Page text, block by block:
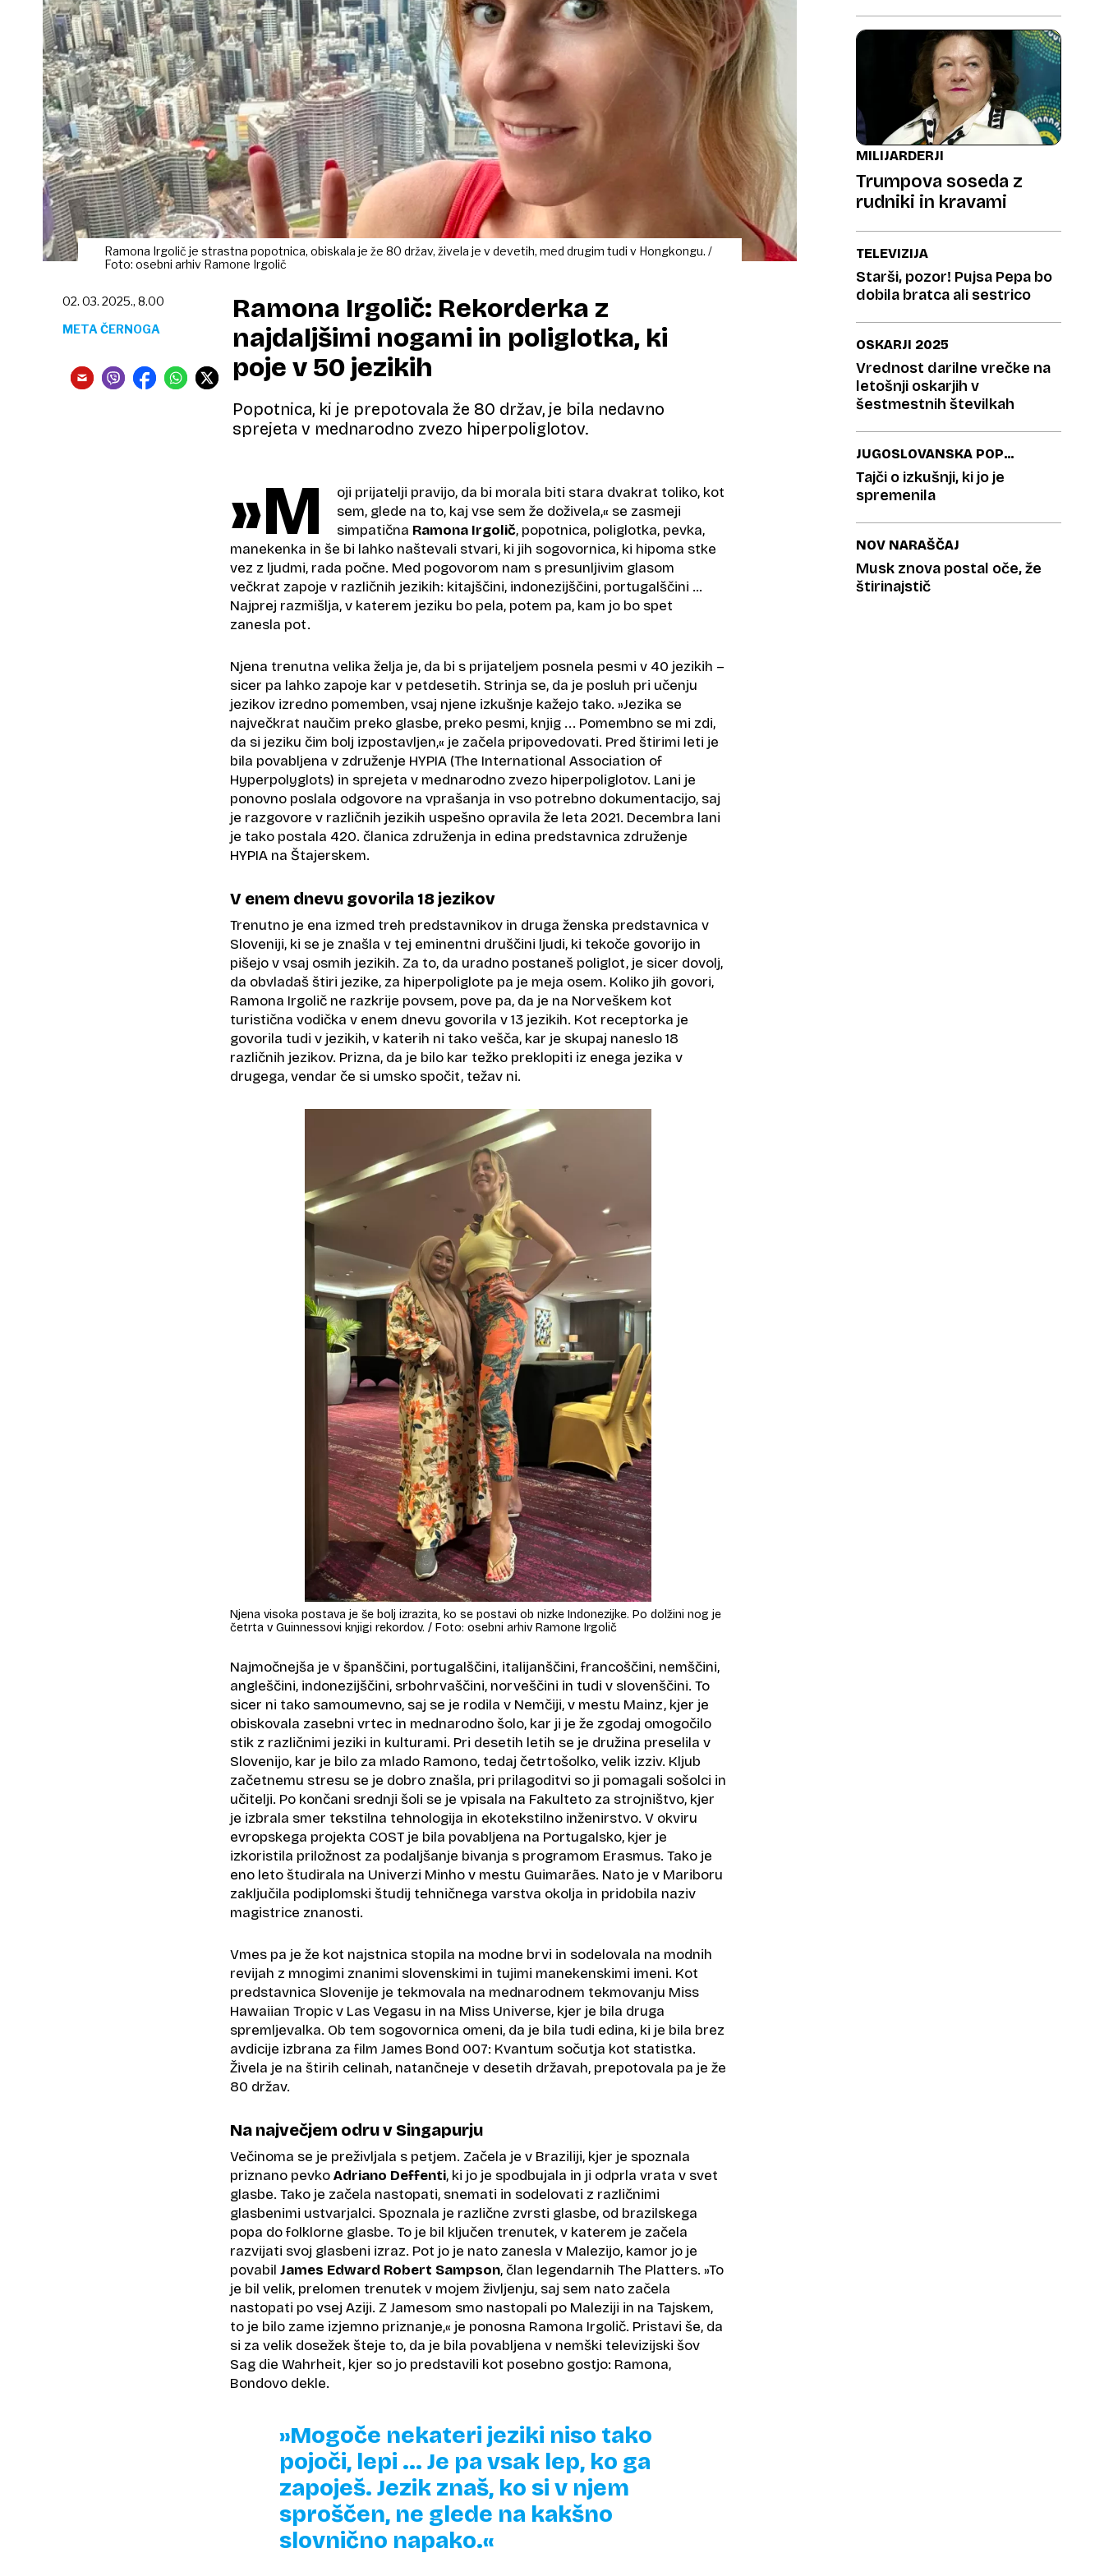
Ramona Irgolič je strastna popotnica, obiskala je že 80 držav, živela je v devetih, med drugim tudi v Hongkongu. /
Foto: osebni arhiv Ramone Irgolič
Ramona Irgolič: Rekorderka z
najdaljšimi nogami in poliglotka, ki
poje v 50 jezikih
Popotnica, ki je prepotovala že 80 držav, je bila nedavno
sprejeta v mednarodno zvezo hiperpoliglotov.
02. 03. 2025., 8.00
META ČERNOGA
»M
oji prijatelji pravijo, da bi morala biti stara dvakrat toliko, kot
sem, glede na to, kaj vse sem že doživela,« se zasmeji
simpatična Ramona Irgolič, popotnica, poliglotka, pevka,
manekenka in še bi lahko naštevali stvari, ki jih sogovornica, ki hipoma stke
vez z ljudmi, rada počne. Med pogovorom nam s presunljivim glasom
večkrat zapoje v različnih jezikih: kitajščini, indonezijščini, portugalščini …
Najprej razmišlja, v katerem jeziku bo pela, potem pa, kam jo bo spet
zanesla pot.
Njena trenutna velika želja je, da bi s prijateljem posnela pesmi v 40 jezikih –
sicer pa lahko zapoje kar v petdesetih. Strinja se, da je posluh pri učenju
jezikov izredno pomemben, vsaj njene izkušnje kažejo tako. »Jezika se
največkrat naučim preko glasbe, preko pesmi, knjig ... Pomembno se mi zdi,
da si jeziku čim bolj izpostavljen,« je začela pripovedovati. Pred štirimi leti je
bila povabljena v združenje HYPIA (The International Association of
Hyperpolyglots) in sprejeta v mednarodno zvezo hiperpoliglotov. Lani je
ponovno poslala odgovore na vprašanja in vso potrebno dokumentacijo, saj
je razgovore v različnih jezikih uspešno opravila že leta 2021. Decembra lani
je tako postala 420. članica združenja in edina predstavnica združenje
HYPIA ​na Štajerskem.
V enem dnevu govorila 18 jezikov
Trenutno je ena izmed treh predstavnikov in druga ženska predstavnica v
Sloveniji, ki se je znašla v tej eminentni druščini ljudi, ki tekoče govorijo in
pišejo v vsaj osmih jezikih. Za to, da uradno postaneš poliglot, je sicer dovolj,
da obvladaš štiri jezike, za hiperpoliglote pa je meja osem. Koliko jih govori,
Ramona Irgolič ne razkrije povsem, pove pa, da je na Norveškem kot
turistična vodička v enem dnevu govorila v 13 jezikih. Kot receptorka je
govorila tudi v jezikih, v katerih ni tako vešča, kar je skupaj naneslo 18
različnih jezikov. Prizna, da je bilo kar težko preklopiti iz enega jezika v
drugega, vendar če si umsko spočit, težav ni.
Njena visoka postava je še bolj izrazita, ko se postavi ob nizke Indonezijke. Po dolžini nog je
četrta v Guinnessovi knjigi rekordov. / Foto: osebni arhiv Ramone Irgolič
Najmočnejša je v španščini, portugalščini, italijanščini, francoščini, nemščini,
angleščini, indonezijščini, srbohrvaščini, norveščini in tudi v slovenščini. To
sicer ni tako samoumevno, saj se je rodila v Nemčiji, v mestu Mainz, kjer je
obiskovala zasebni vrtec in mednarodno šolo, kar ji je že zgodaj omogočilo
stik z različnimi jeziki in kulturami. Pri desetih letih se je družina preselila v
Slovenijo, kar je bilo za mlado Ramono, tedaj četrtošolko, velik izziv. Kljub
začetnemu stresu se je dobro znašla, pri prilagoditvi so ji pomagali sošolci in
učitelji. Po končani srednji šoli se je vpisala na Fakulteto za strojništvo, kjer
je izbrala smer tekstilna tehnologija in ekotekstilno inženirstvo. V okviru
evropskega projekta COST je bila povabljena na Portugalsko, kjer je
izkoristila priložnost za podaljšanje bivanja s programom Erasmus. Tako je
eno leto študirala na Univerzi Minho v mestu Guimarães. Nato je v Mariboru
zaključila podiplomski študij tehničnega varstva okolja in pridobila naziv
magistrice znanosti.
Vmes pa je že kot najstnica stopila na modne brvi in sodelovala na modnih
revijah z mnogimi znanimi slovenskimi in tujimi manekenskimi imeni. Kot
predstavnica Slovenije je tekmovala na mednarodnem tekmovanju Miss
Hawaiian Tropic v Las Vegasu in na Miss Universe, kjer je bila druga
spremljevalka. Ob tem sogovornica omeni, da je bila tudi edina, ki je bila brez
avdicije izbrana za film James Bond 007: Kvantum sočutja kot statistka.
Živela je na štirih celinah, natančneje v desetih državah, prepotovala pa je že
80 držav.
Na največjem odru v Singapurju
Večinoma se je preživljala s petjem. Začela je v Braziliji, kjer je spoznala
priznano pevkoAdriano Deffenti, ki jo je spodbujala in ji odprla vrata v svet
glasbe. Tako je začela nastopati, snemati in sodelovati z različnimi
glasbenimi ustvarjalci. Spoznala je različne zvrsti glasbe, od brazilskega
popa do folklorne glasbe. To je bil ključen trenutek, v katerem je začela
razvijati svoj glasbeni izraz. Pot jo je nato zanesla v Malezijo, kamor jo je
povabil James Edward Robert Sampson, član legendarnih The Platters. »To
je bil velik, prelomen trenutek v mojem življenju, saj sem nato začela
nastopati po vsej Aziji. Z Jamesom smo nastopali po Maleziji in na Tajskem,
to je bilo zame izjemno priznanje,« je ponosna Ramona Irgolič. Pristavi še, da
si za velik dosežek šteje to, da je bila povabljena v nemški televizijski šov
Sag die Wahrheit, kjer so jo predstavili kot posebno gostjo: Ramona,
Bondovo dekle.
»Mogoče nekateri jeziki niso tako
pojoči, lepi ... Je pa vsak lep, ko ga
zapoješ. Jezik znaš, ko si v njem
sproščen, ne glede na kakšno
slovnično napako.«
MILIJARDERJI
Trumpova soseda z
rudniki in kravami
TELEVIZIJA
Starši, pozor! Pujsa Pepa bo
dobila bratca ali sestrico
OSKARJI 2025
Vrednost darilne vrečke na
letošnji oskarjih v
šestmestnih številkah
JUGOSLOVANSKA POP
IKONA
Tajči o izkušnji, ki jo je
spremenila
NOV NARAŠČAJ
Musk znova postal oče, že
štirinajstič